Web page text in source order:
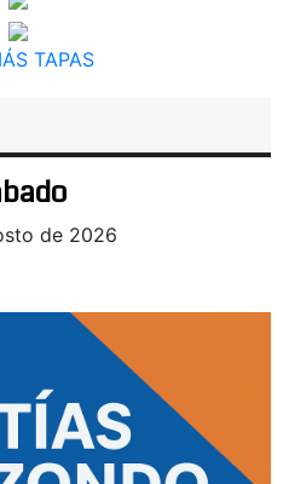
TAPAS
de 2026